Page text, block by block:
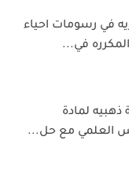
في رسومات احياء
في...
لمادة
العلمي مع حل...